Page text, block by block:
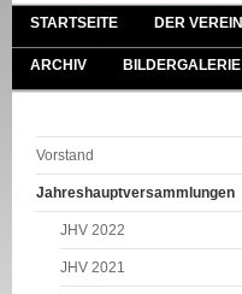
STARTSEITE DER VEREIN
ARCHIV BILDERGALERIE
Vorstand
Jahreshauptversammlungen
JHV 2022
JHV 2021